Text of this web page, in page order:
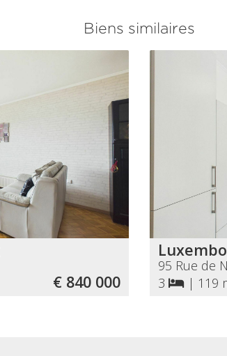
Biens similaires
€ 840 000
95 Rue de
3
| 119